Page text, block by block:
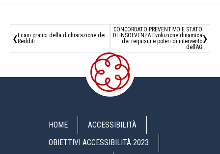
‹ I casi pratici della dichiarazione dei
Redditi
CONCORDATO PREVENTIVO E STATO
DI INSOLVENZA Evoluzione dinamica
dei requisiti e poteri di intervento
dell’AG ›
HOME
ACCESSIBILITÀ
OBIETTIVI ACCESSIBILITÀ 2023